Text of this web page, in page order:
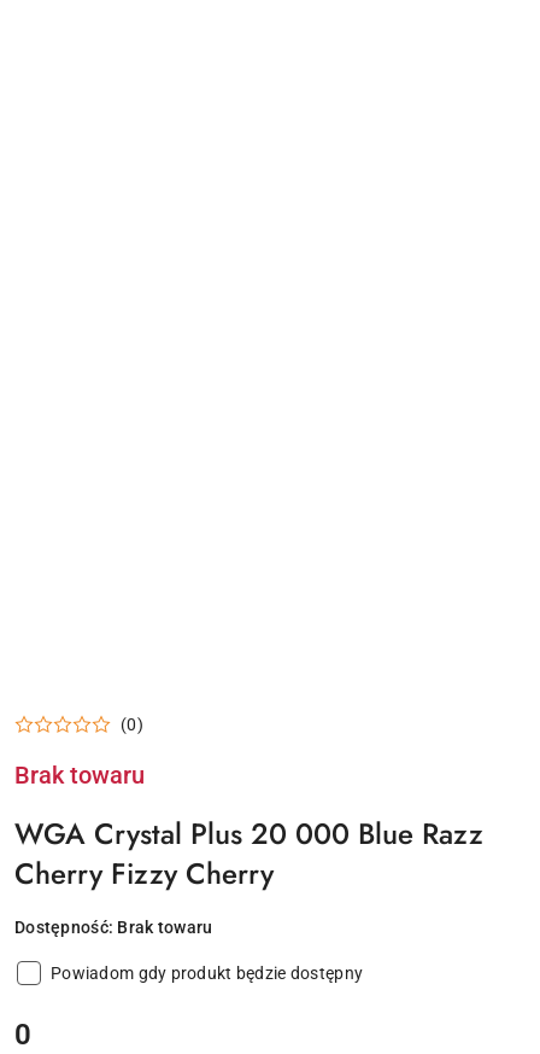
(0)
Brak towaru
WGA Crystal Plus 20 000 Blue Razz
Cherry Fizzy Cherry
Dostępność: Brak towaru
Powiadom gdy produkt będzie dostępny
cena:
0